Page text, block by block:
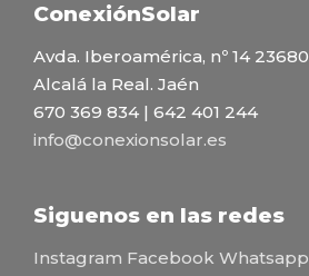
ConexiónSolar
Avda. Iberoamérica, nº 14 23680
Alcalá la Real. Jaén
670 369 834 | 642 401 244
info@conexionsolar.es
Siguenos en las redes
Instagram Facebook Whatsapp